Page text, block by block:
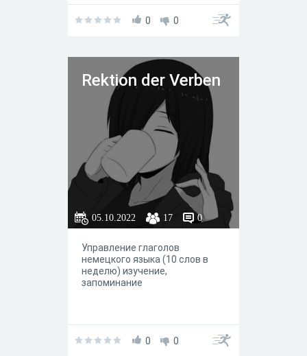
0 0
Rektion der Verben
05.10.2022 17 0
Управление глаголов
немецкого языка (10 слов в
неделю) изучение,
запоминание
0 0